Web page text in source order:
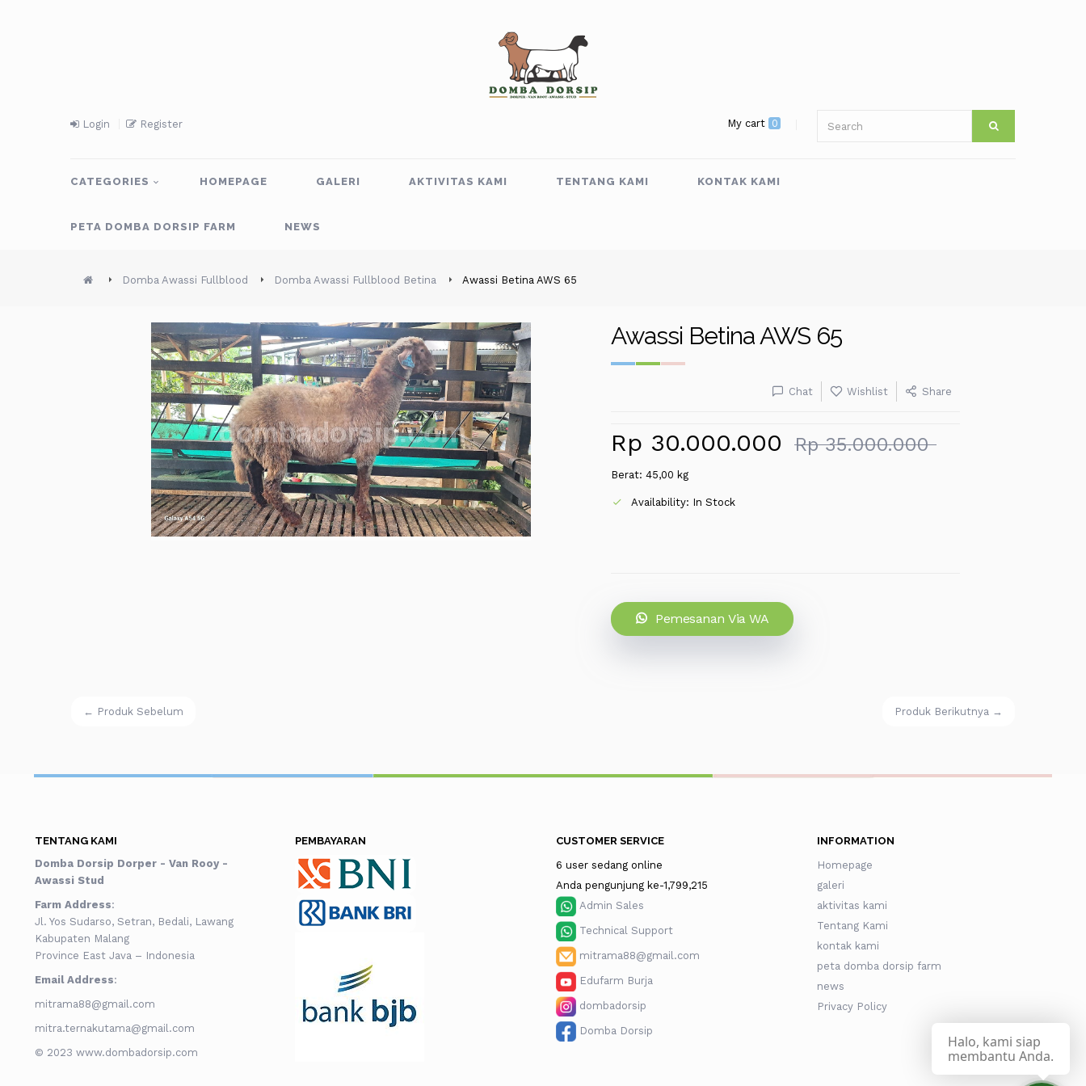
Login Register My cart 0
CATEGORIES HOMEPAGE GALERI AKTIVITAS KAMI TENTANG KAMI KONTAK KAMI
PETA DOMBA DORSIP FARM NEWS
Domba Awassi Fullblood Domba Awassi Fullblood Betina Awassi Betina AWS 65
Awassi Betina AWS 65
Chat Wishlist Share
Rp 30.000.000 Rp 35.000.000
Berat: 45,00 kg
Availability: In Stock
Pemesanan Via WA
← Produk Sebelum Produk Berikutnya →
TENTANG KAMI
Domba Dorsip Dorper - Van Rooy -
Awassi Stud
Farm Address:
Jl. Yos Sudarso, Setran, Bedali, Lawang
Kabupaten Malang
Province East Java – Indonesia
Email Address:
mitrama88@gmail.com
mitra.ternakutama@gmail.com
© 2023 www.dombadorsip.com
PEMBAYARAN
CUSTOMER SERVICE
6 user sedang online
Anda pengunjung ke-1,799,215
Admin Sales
Technical Support
mitrama88@gmail.com
Edufarm Burja
dombadorsip
Domba Dorsip
INFORMATION
Homepage
galeri
aktivitas kami
Tentang Kami
kontak kami
peta domba dorsip farm
news
Privacy Policy
Halo, kami siap
membantu Anda.